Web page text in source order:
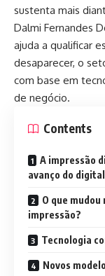
sustenta mais
Dalmi Fernandes
ajuda a qualificar
desaparecer, o
com base em
de negócio.
Contents
A impressão
avanço do
O que
impressão?
Tecnologia
Novos